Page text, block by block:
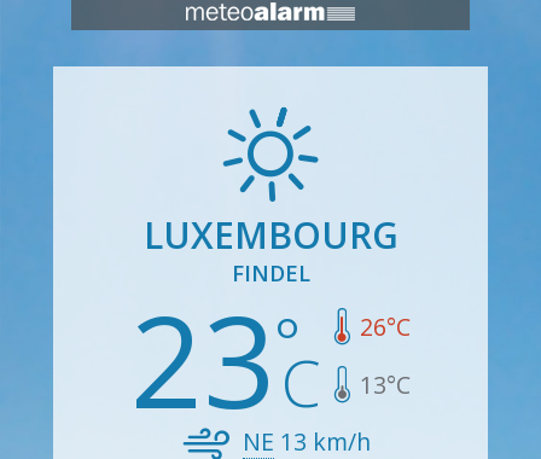
LUXEMBOURG
FINDEL
23 26°C
13°C
NE 13 km/h